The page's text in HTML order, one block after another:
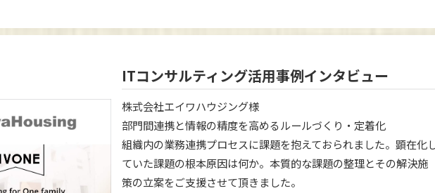
ITコンサルティング活用事例インタビュー
株式会社エイワハウジング様
部門間連携と情報の精度を高めるルールづくり・定着化
組織内の業務連携プロセスに課題を抱えておられました。顕在化
ていた課題の根本原因は何か。本質的な課題の整理とその解決施
策の立案をご支援させて頂きました。